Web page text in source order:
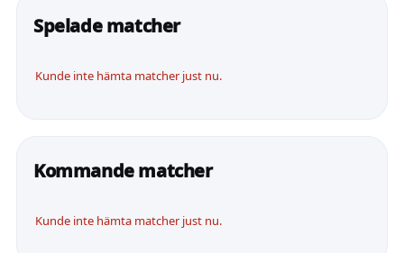
Spelade matcher
Kunde inte hämta matcher just nu.
Kommande matcher
Kunde inte hämta matcher just nu.